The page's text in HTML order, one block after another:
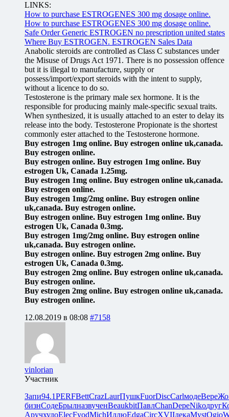
LINKS:
How to purchase ESTROGENES 300 mg dosage online.
How to purchase ESTROGENES 300 mg dosage online.
Safe Order Generic ESTROGEN no prescription united states
Where Buy ESTROGEN. ESTROGEN Sales Data
Anabolic steroids are controlled as Class C substances under
the Misuse of Drugs Act 1971. There is no possession offence
but it is illegal to manufacture, supply or
possess/import/export steroids with the intent to supply,
without a licence to do so.
Testosterone is the primary male sex hormone. It is the
responsible for producing mainly male-specific sexual traits.
When synthesized, it is usually attached to an ester to delay its
release into the body. Testosterone Propionate is the shortest
commonly ester attached to the Testosterone hormone.
Buy estrogen 1mg online. Buy estrogen online uk,canada.
Buy estrogen online.
Buy estrogen online. Buy estrogen 1mg online. Buy
estrogen Uk, Canada 1.25mg.
Buy estrogen 1mg online. Buy estrogen online uk,canada.
Buy estrogen online.
Buy estrogen 1mg/2mg online. Buy estrogen online
uk,canada. Buy estrogen online.
Buy estrogen online. Buy estrogen 1mg online. Buy
estrogen Uk, Canada 0.3mg.
Buy estrogen 1mg/2mg online. Buy estrogen online
uk,canada. Buy estrogen online.
Buy estrogen online. Buy estrogen 2mg online. Buy
estrogen Uk, Canada 0.3mg.
Buy estrogen 2mg online. Buy estrogen online uk,canada.
Buy estrogen online.
Buy estrogen 2mg online. Buy estrogen online uk,canada.
Buy estrogen online.
12.08.2019 в 08:08 #7158
vinlorian
Участник
Запи94.1PERFBettCrazLaurПушкFuorDiscCarlмодеВере
бизнСодеБрылназвученBeaukbitПавлChanDepeNikoдруг
АручхудоElecFyodMichИллюEdgaCircXVIIдекаMystOgio